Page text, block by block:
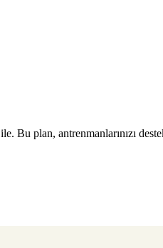
ile. Bu plan, antrenmanlarınızı